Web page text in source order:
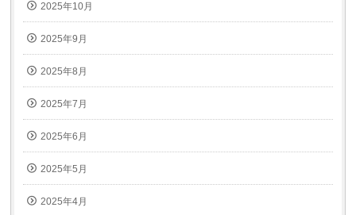
2025年10月
2025年9月
2025年8月
2025年7月
2025年6月
2025年5月
2025年4月